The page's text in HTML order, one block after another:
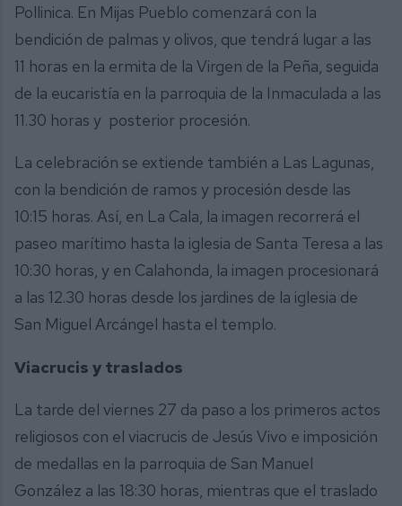
Pollinica. En Mijas Pueblo comenzará con la
bendición de palmas y olivos, que tendrá lugar a las
11 horas en la ermita de la Virgen de la Peña, seguida
de la eucaristía en la parroquia de la Inmaculada a las
11.30 horas y posterior procesión.
La celebración se extiende también a Las Lagunas,
con la bendición de ramos y procesión desde las
10:15 horas. Así, en La Cala, la imagen recorrerá el
paseo marítimo hasta la iglesia de Santa Teresa a las
10:30 horas, y en Calahonda, la imagen procesionará
a las 12.30 horas desde los jardines de la iglesia de
San Miguel Arcángel hasta el templo.
Viacrucis y traslados
La tarde del viernes 27 da paso a los primeros actos
religiosos con el viacrucis de Jesús Vivo e imposición
de medallas en la parroquia de San Manuel
González a las 18:30 horas, mientras que el traslado